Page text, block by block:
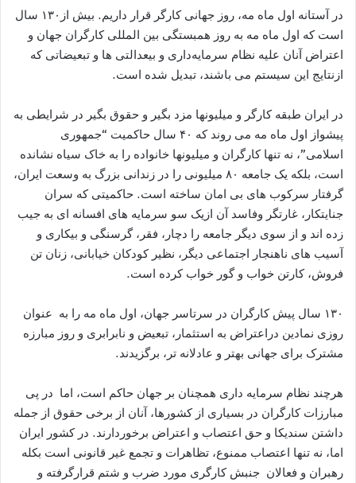
در آستانە اول ماه مه، روز جهانی کارگر قرار داریم. بیش از۱۳۰ سال
است که اول ماه مه به روز همبستگی بین المللی کارگران جهان و
اعتراض آنان علیە نظام سرمایەداری و بیعدالتی ها و تبعیضاتی که
ازنتایج این سیستم می باشند، تبدیل شدە است.
در ایران طبقە کارگر و میلیونها مزد بگیر و حقوق بگیر در شرایطی به
پیشواز اول ماە مە می روند که ۴۰ سال حاکمیت “جمهوری
اسلامی”، نه تنها کارگران و میلیونها خانوادە را به خاک سیاە نشاندە
است، بلکه یک جامعە ۸٠ میلیونی را در زندانی بزرگ به وسعت ایران،
گرفتار سرکوب های بی امان ساخته است. حاکمیتی که سران
جنایتکار، غارتگر وفاسد آن ازیک سو سرمایه های افسانه ای به جیب
زده اند و از سوی دیگر جامعه را دچار، فقر، گرسنگی و بیکاری و
آسیب های ناهنجار اجتماعی دیگر، نظیر کودکان خیابانی، زنان تن
فروش، کارتن خواب و گور خواب کرده است.
۱۳۰ سال پیش کارگران در سرتاسر جهان، اول ماه مه را به عنوان
روزی نمادین دراعتراض به استثمار، تبعیض و نابرابری و روز مبارزه
مشترک برای جهانی بهتر و عادلانه تر، برگزیدند.
هرچند نظام سرمایه داری همچنان بر جهان حاکم است، اما در پی
مبارزات کارگران در بسیاری از کشورها، آنان از برخی حقوق از جمله
داشتن سندیکا و حق اعتصاب و اعتراض برخوردارند. در کشور ایران
اما، نه تنها اعتصاب ممنوع، تظاهرات و تجمع غیر قانونی است بکله
رهبران و فعالان جنبش کارگری مورد ضرب و شتم قرارگرفته و